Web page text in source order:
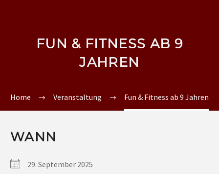
FUN & FITNESS AB 9
JAHREN
Home Veranstaltung Fun & Fitness ab 9 Jahren
WANN
29. September 2025